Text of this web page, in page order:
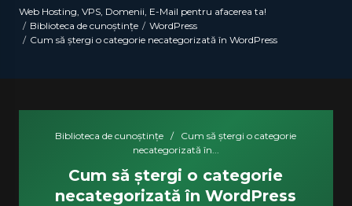
Web Hosting, VPS, Domenii, E-Mail pentru afacerea ta!
Biblioteca de cunoștințe
WordPress
Cum să ștergi o categorie necategorizată în WordPress
Biblioteca de cunoștințe /
Cum să ștergi o categorie
necategorizată în...
Cum să ștergi o categorie
necategorizată în WordPress